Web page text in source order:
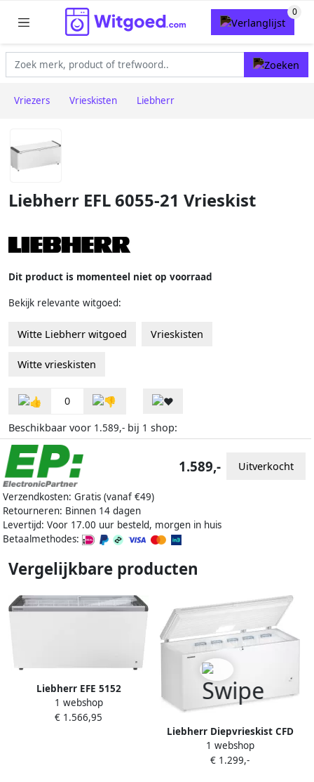
Vriezers Vrieskisten Liebherr
Liebherr EFL 6055-21 Vrieskist
Dit product is momenteel niet op voorraad
Bekijk relevante witgoed:
Witte Liebherr witgoed Vrieskisten
Witte vrieskisten
0
Beschikbaar voor 1.589,- bij 1 shop:
Verzendkosten: Gratis (vanaf €49)
Retourneren: Binnen 14 dagen
Levertijd: Voor 17.00 uur besteld, morgen in huis
Betaalmethodes:
1.589,- Uitverkocht
Vergelijkbare producten
Liebherr EFE 5152
Ijsconservator
1 webshop
€ 1.566,95
Liebherr Diepvrieskist CFD
2505-26 | Vriezers met
ecocheques | Keuken&Koken
1 webshop
€ 1.299,-